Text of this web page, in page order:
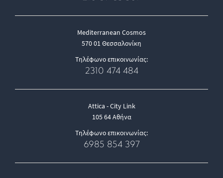
Mediterranean Cosmos
570 01 Θεσσαλονίκη
Τηλέφωνο επικοινωνίας:
2310 474 484
Attica - City Link
105 64 Αθήνα
Τηλέφωνο επικοινωνίας:
6985 854 397